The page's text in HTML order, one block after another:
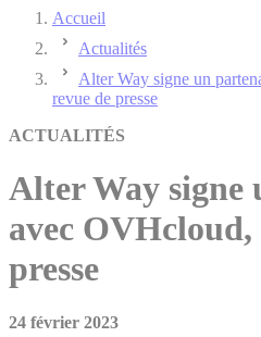
Accueil
Actualités
Alter Way signe un
revue de presse
ACTUALITÉS
Alter Way
avec OVHcloud,
presse
24 février 2023